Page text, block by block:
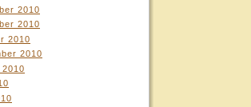
2010
2010
2010
2010